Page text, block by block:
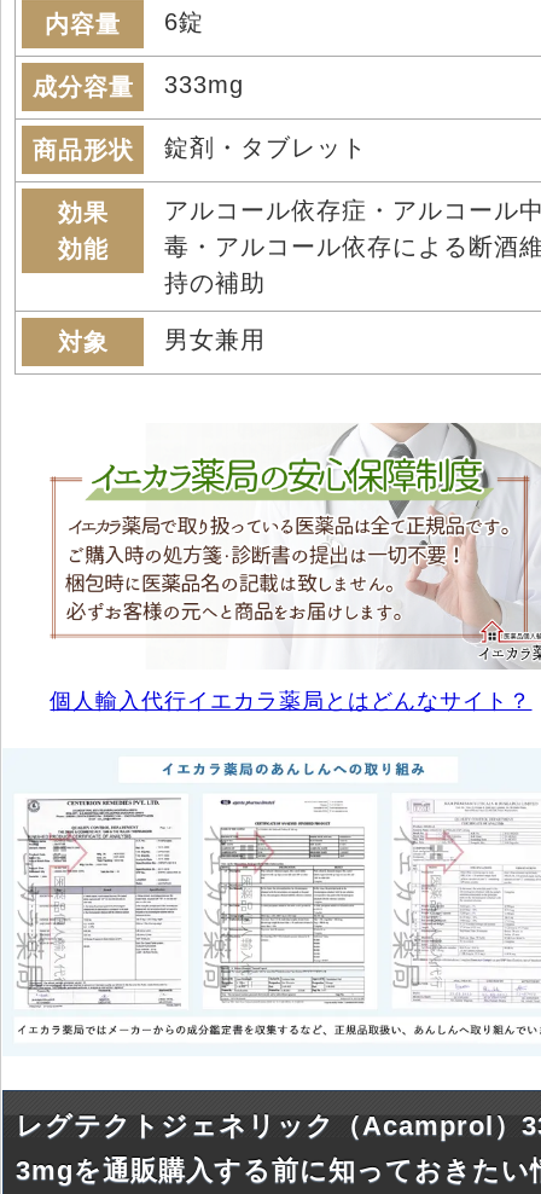
内容量 6錠
成分容量 333mg
商品形状 錠剤・タブレット
効果
効能
アルコール依存症・アルコール
毒・アルコール依存による断酒
持の補助
対象 男女兼用
個人輸入代行イエカラ薬局とはどんなサイト？
レグテクトジェネリック（Acamprol）
3mgを通販購入する前に知っておきたい